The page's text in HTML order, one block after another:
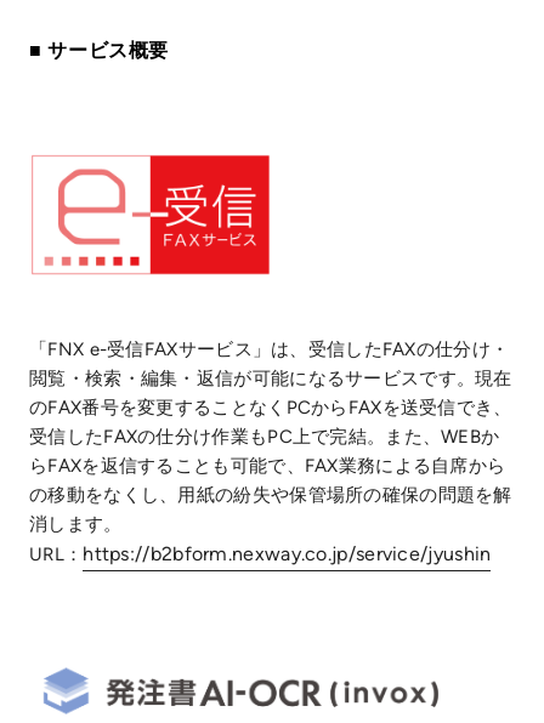
■ サービス概要
「FNX e-受信FAXサービス」は、受信したFAXの仕分け・
閲覧・検索・編集・返信が可能になるサービスです。現在
のFAX番号を変更することなくPCからFAXを送受信でき、
受信したFAXの仕分け作業もPC上で完結。また、WEBか
らFAXを返信することも可能で、FAX業務による自席から
の移動をなくし、用紙の紛失や保管場所の確保の問題を解
消します。
URL： https://b2bform.nexway.co.jp/service/jyushin